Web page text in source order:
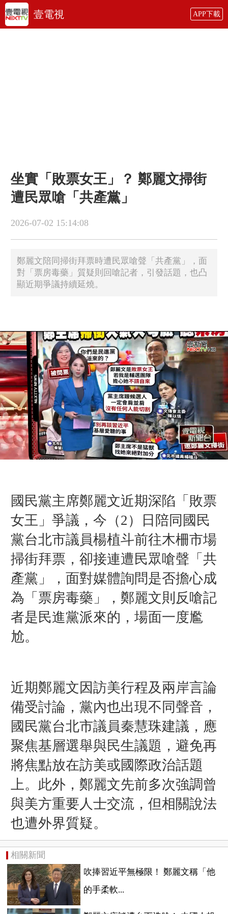
壹電視 APP下載
坐實「敗票女王」？ 鄭麗文掃街
遭民眾嗆「共產黨」
2026-07-02 15:14:08
鄭麗文陪同掃街拜票時遭民眾嗆聲「共產黨」，面
對「票房毒藥」質疑則回嗆記者，引發話題，也凸
顯近期爭議持續延燒。
國民黨主席鄭麗文近期深陷「敗票
女王」爭議，今（2）日 陪同 國民
黨台北市議員楊植斗前往木柵市場
掃街拜票，卻接連遭民眾嗆聲「共
產黨」，面對媒體詢問是否擔心成
為「票房毒藥」，鄭麗文則反嗆記
者是民進黨派來的，場面一度尷
尬。
近期鄭麗文因訪美行程及兩岸言論
備受討論，黨內也出現不同聲音，
國民黨台北市議員秦慧珠建議，應
聚焦基層選舉與民生議題，避免再
將焦點放在訪美或國際政治話題
上。此外，鄭麗文先前多次強調曾
與美方重要人士交流，但相關說法
也遭外界質疑。
相關新聞
吹捧習近平無極限！ 鄭麗文稱「他
的手柔軟...